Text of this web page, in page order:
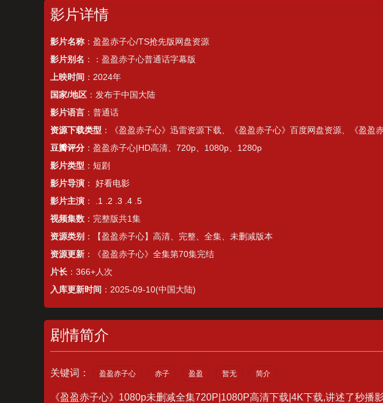
影片详情
影片名称 ：盈盈赤子心/TS抢先版网盘资源
影片别名 ：：盈盈赤子心普通话字幕版
上映时间 ：2024年
国家/地区 ：发布于中国大陆
影片语言 ：普通话
资源下载类型 ：《盈盈赤子心》迅雷资源下载、《盈盈赤子心》百度网盘资源、《盈盈
豆瓣评分 ：盈盈赤子心|HD高清、720p、1080p、1280p
影片类型 ： 短剧
影片导演 ：
好看电影
影片主演 ： .1 .2 .3 .4 .5
视频集数 ：完整版共1集
资源类别 ：【盈盈赤子心】高清、完整、全集、未删减版本
资源更新 ：《盈盈赤子心》全集第70集完结
片长 ：366+人次
入库更新时间 ：2025-09-10(中国大陆)
剧情简介
关键词： 盈盈赤子心 赤子 盈盈 暂无 简介
《盈盈赤子心》1080p未删减全集720P|1080P高清下载|4K下载,讲述了秒播